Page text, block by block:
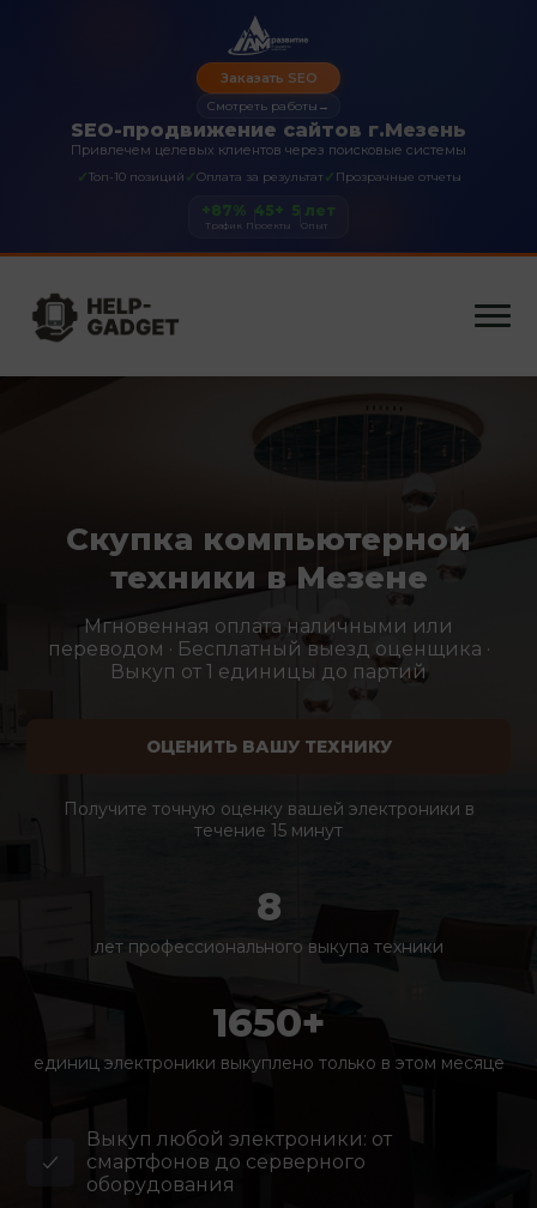
SEO-продвижение сайтов г.Мезень
Привлечем целевых клиентов через поисковые системы
✓Топ-10 позиций ✓Оплата за результат✓ Прозрачные отчеты
Заказать SEO
Смотреть работы →
+87%
Трафик
45+
Проекты
5 лет
Опыт
Скупка компьютерной
техники в Мезене
Мгновенная оплата наличными или
переводом · Бесплатный выезд оценщика ·
Выкуп от 1 единицы до партий
ОЦЕНИТЬ ВАШУ ТЕХНИКУ
Получите точную оценку вашей электроники в
течение 15 минут
8
лет профессионального выкупа техники
1650+
единиц электроники выкуплено только в этом месяце
Выкуп любой электроники: от
смартфонов до серверного
оборудования